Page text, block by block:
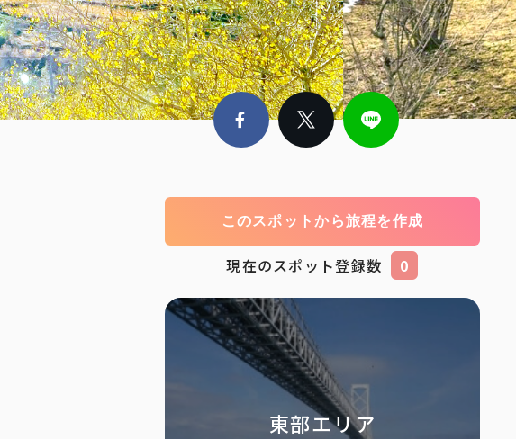
このスポットから旅程を作成
現在のスポット登録数 0
東部エリア